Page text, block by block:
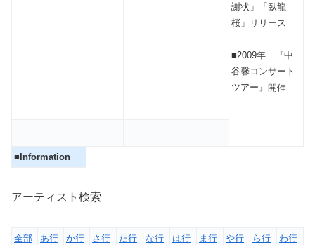
謝状」「臥龍
桜」リリース
■2009年 『中
谷馨コンサート
ツアー』開催
■Information
アーティスト検索
全部 あ行 か行 さ行 た行 な行 は行 ま行 や行 ら行 わ行